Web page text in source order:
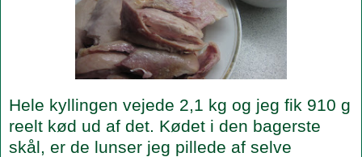
Hele kyllingen vejede 2,1 kg og jeg fik 910 g
reelt kød ud af det. Kødet i den bagerste
skål, er de lunser jeg pillede af selve